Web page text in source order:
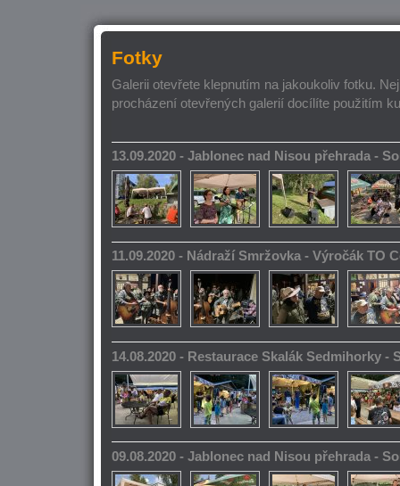
Fotky
Galerii otevřete klepnutím na jakoukoliv fotku.
procházení otevřených galerií docílíte použitím
13.09.2020 - Jablonec nad Nisou přehrada -
11.09.2020 - Nádraží Smržovka - Výročák TO
14.08.2020 - Restaurace Skalák Sedmihorky -
09.08.2020 - Jablonec nad Nisou přehrada -